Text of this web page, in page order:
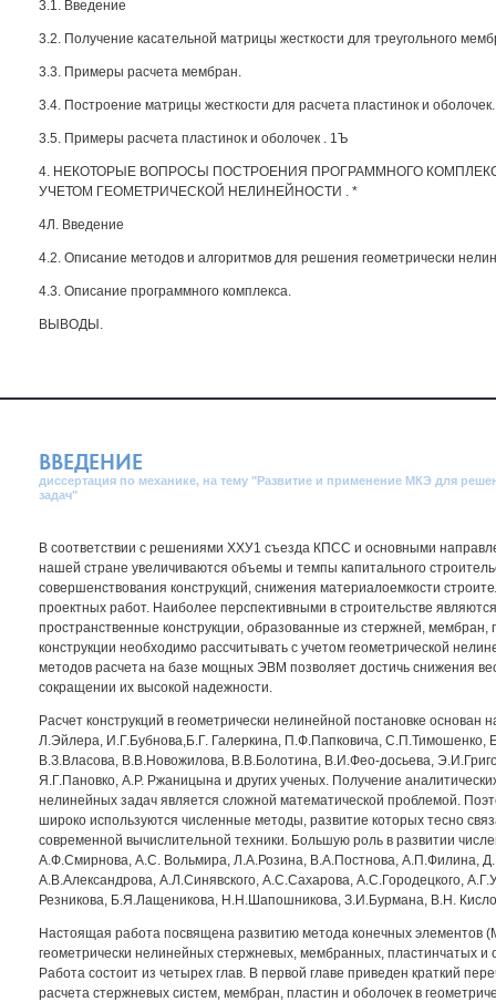
3.1. Введение
3.2. Получение касательной матрицы жесткости для треугольного
3.3. Примеры расчета мембран.
3.4. Построение матрицы жесткости для расчета пластинок и оболочек.
3.5. Примеры расчета пластинок и оболочек . 1Ъ
4. НЕКОТОРЫЕ ВОПРОСЫ ПОСТРОЕНИЯ ПРОГРАММНОГО
УЧЕТОМ ГЕОМЕТРИЧЕСКОЙ НЕЛИНЕЙНОСТИ . *
4Л. Введение
4.2. Описание методов и алгоритмов для решения геометрически
4.3. Описание программного комплекса.
ВЫВОДЫ.
ВВЕДЕНИЕ
диссертация по механике, на тему "Развитие и применение МКЭ для
задач"
В соответствии с решениями ХХУ1 съезда КПСС и основными
нашей стране увеличиваются объемы и темпы капитального
совершенствования конструкций, снижения материалоемкости
проектных работ. Наиболее перспективными в строительстве
пространственные конструкции, образованные из стержней,
конструкции необходимо рассчитывать с учетом геометрической
методов расчета на базе мощных ЭВМ позволяет достичь снижения
сокращении их высокой надежности.
Расчет конструкций в геометрически нелинейной постановке
Л.Эйлера, И.Г.Бубнова,Б.Г. Галеркина, П.Ф.Папковича, С.П.Тимошенко,
В.З.Власова, В.В.Новожилова, В.В.Болотина, В.И.Фео-досьева,
Я.Г.Пановко, А.Р. Ржаницына и других ученых. Получение
нелинейных задач является сложной математической проблемой.
широко используются численные методы, развитие которых тесно
современной вычислительной техники. Большую роль в развитии
А.Ф.Смирнова, А.С. Вольмира, Л.А.Розина, В.А.Постнова, А.П.Филина,
А.В.Александрова, А.Л.Синявского, А.С.Сахарова, А.С.Городецкого,
Резникова, Б.Я.Лащеникова, Н.Н.Шапошникова, З.И.Бурмана, В.Н.
Настоящая работа посвящена развитию метода конечных элементов
геометрически нелинейных стержневых, мембранных, пластинчатых и
Работа состоит из четырех глав. В первой главе приведен краткий
расчета стержневых систем, мембран, пластин и оболочек в